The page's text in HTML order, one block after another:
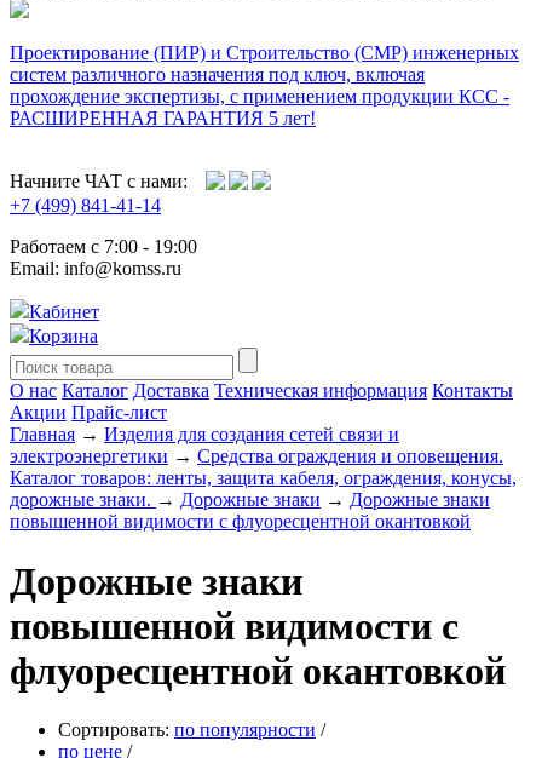
Проектирование (ПИР) и Cтроительство (СМР) инженерных
систем различного назначения под ключ, включая
прохождение экспертизы, с применением продукции КСС -
РАСШИРЕННАЯ ГАРАНТИЯ 5 лет!
Начните ЧАТ с нами:
+7 (499) 841-41-14
Работаем с 7:00 - 19:00
Email: info@komss.ru
Кабинет
Корзина
О нас Каталог Доставка Техническая информация Контакты
Акции Прайс-лист
Главная → Изделия для создания сетей связи и
электроэнергетики → Средства ограждения и оповещения.
Каталог товаров: ленты, защита кабеля, ограждения, конусы,
дорожные знаки. → Дорожные знаки → Дорожные знаки
повышенной видимости с флуоресцентной окантовкой
Дорожные знаки
повышенной видимости с
флуоресцентной окантовкой
Сортировать: по популярности /
по цене /